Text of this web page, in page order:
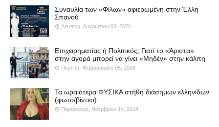
Συναυλία των «Φίλων» αφιερωμένη στην Έλλη
Σπανού
Δευτέρα, Αυγούστου 03, 2026
Επιχειρηματίας ή Πολιτικός; Γιατί το «Άριστα»
στην αγορά μπορεί να γίνει «Μηδέν» στην κάλπη
Πέμπτη, Φεβρουαρίου 05, 2026
Τα ωραιότερα ΦΥΣΙΚΑ στήθη διάσημων ελληνίδων
(φωτό/βίντεο)
Παρασκευή, Νοεμβρίου 14, 2014